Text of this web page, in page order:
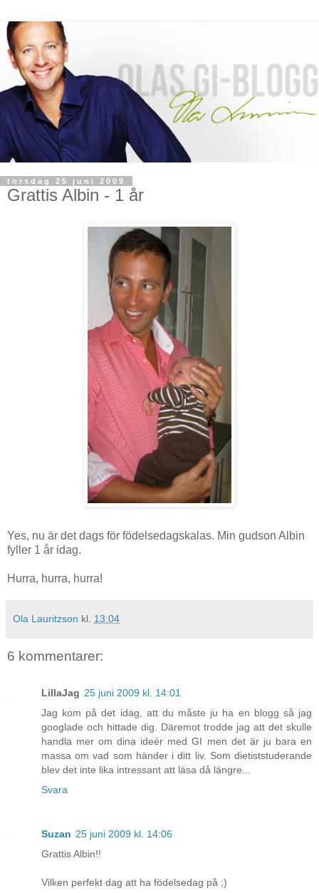
torsdag 25 juni 2009
Grattis Albin - 1 år
Yes, nu är det dags för födelsedagskalas. Min gudson Albin
fyller 1 år idag.
Hurra, hurra, hurra!
Ola Lauritzson kl. 13:04
6 kommentarer:
LillaJag 25 juni 2009 kl. 14:01
Jag kom på det idag, att du måste ju ha en blogg så jag
googlade och hittade dig. Däremot trodde jag att det skulle
handla mer om dina ideér med GI men det är ju bara en
massa om vad som händer i ditt liv. Som dietiststuderande
blev det inte lika intressant att läsa då längre...
Svara
Suzan 25 juni 2009 kl. 14:06
Grattis Albin!!
Vilken perfekt dag att ha födelsedag på ;)